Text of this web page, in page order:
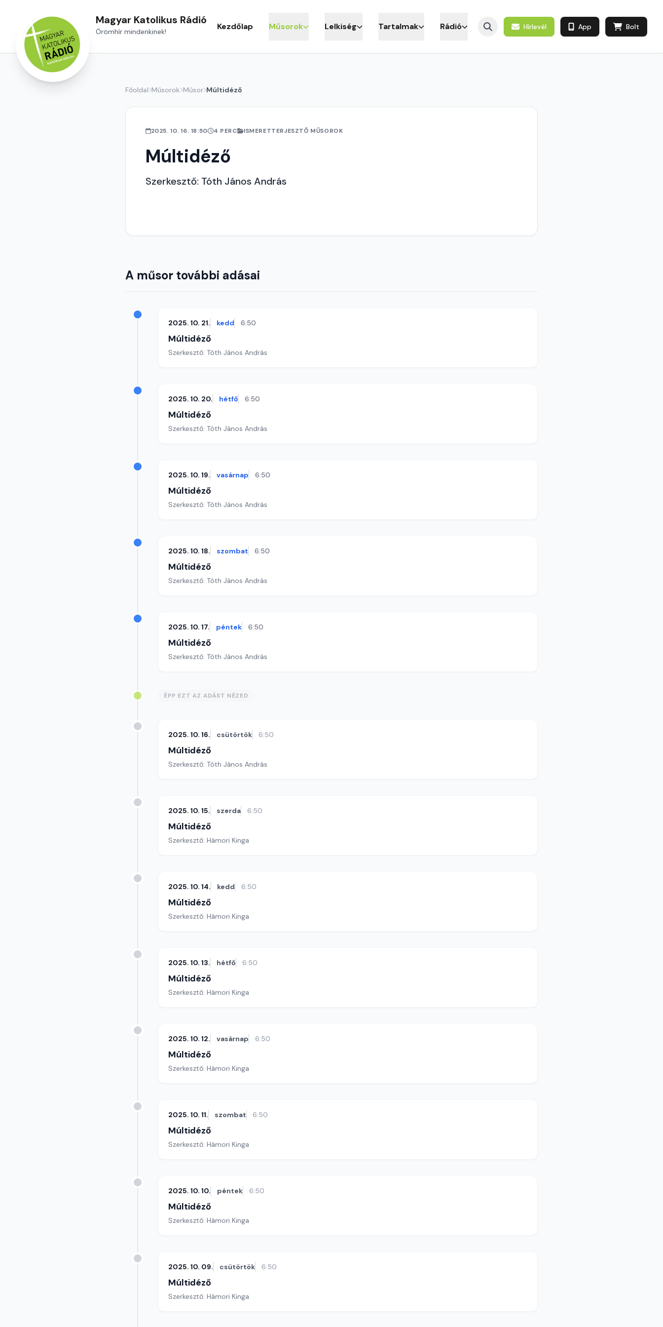
Magyar Katolikus Rádió
Örömhír mindenkinek! Kezdőlap Műsorok Lelkiség Tartalmak Rádió Hírlevél App Bolt
Főoldal Műsorok Műsor Múltidéző
2025. 10. 16. 18:50 4 PERC ISMERETTERJESZTŐ MŰSOROK
Múltidéző
Szerkesztő: Tóth János András
A műsor további adásai
2025. 10. 21. kedd 6:50
Múltidéző
Szerkesztő: Tóth János András
2025. 10. 20. hétfő 6:50
Múltidéző
Szerkesztő: Tóth János András
2025. 10. 19. vasárnap 6:50
Múltidéző
Szerkesztő: Tóth János András
2025. 10. 18. szombat 6:50
Múltidéző
Szerkesztő: Tóth János András
2025. 10. 17. péntek 6:50
Múltidéző
Szerkesztő: Tóth János András
ÉPP EZT AZ ADÁST NÉZED
2025. 10. 16. csütörtök 6:50
Múltidéző
Szerkesztő: Tóth János András
2025. 10. 15. szerda 6:50
Múltidéző
Szerkesztő: Hámori Kinga
2025. 10. 14. kedd 6:50
Múltidéző
Szerkesztő: Hámori Kinga
2025. 10. 13. hétfő 6:50
Múltidéző
Szerkesztő: Hámori Kinga
2025. 10. 12. vasárnap 6:50
Múltidéző
Szerkesztő: Hámori Kinga
2025. 10. 11. szombat 6:50
Múltidéző
Szerkesztő: Hámori Kinga
2025. 10. 10. péntek 6:50
Múltidéző
Szerkesztő: Hámori Kinga
2025. 10. 09. csütörtök 6:50
Múltidéző
Szerkesztő: Hámori Kinga